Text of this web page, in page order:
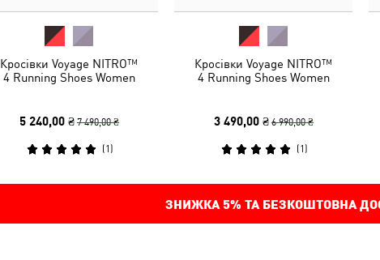
Кросівки Voyage NITRO™
4 Running Shoes Women
5 240,00 ₴ 7 490,00 ₴
(1 )
Кросівки Voyage NITRO™
4 Running Shoes Women
3 490,00 ₴ 6 990,00 ₴
(1 )
ЗНИЖКА 5% ТА БЕЗКОШТОВНА